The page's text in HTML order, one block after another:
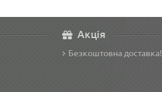
Акція
Безкоштовна доставка!